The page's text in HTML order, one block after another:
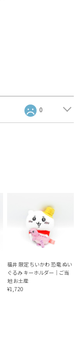
0
福井 限定 ちいかわ 恐竜 ぬい
ぐるみ キーホルダー｜ご当
地 お土産
¥1,720